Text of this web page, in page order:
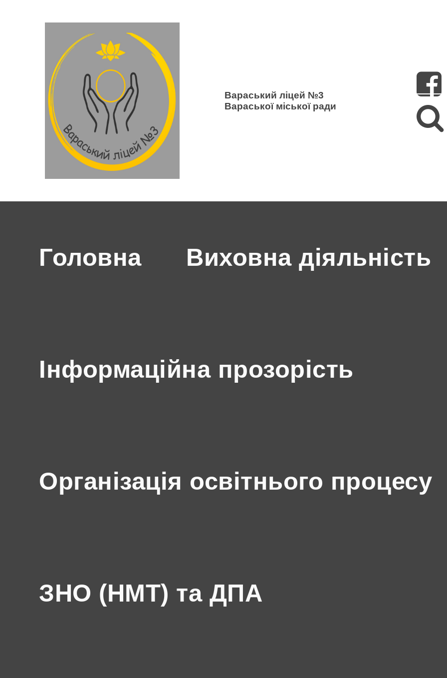
Вараський ліцей №3
Вараської міської ради
Головна Виховна діяльність
Інформаційна прозорість
Організація освітнього процесу
ЗНО (НМТ) та ДПА